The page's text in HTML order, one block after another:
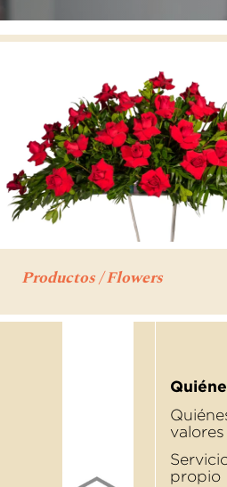
Productos / Flowers
valores
propio